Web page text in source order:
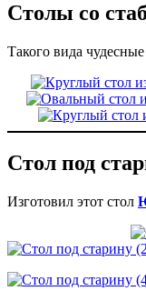
Столы со
Такого вида
Стол под
Изготовил этот стол